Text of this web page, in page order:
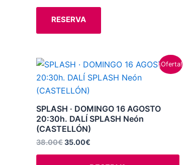
RESERVA
elegir
de
producto
¡Oferta!
SPLASH · DOMINGO 16 AGOSTO
20:30h. DALÍ SPLASH Neón
(CASTELLÓN)
38.00€
El
precio
original
era:
35.00€
El
actual